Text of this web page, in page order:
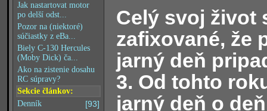
Jak nastartovat motor
po delší odst...
Pozor na (niektoré)
súčiastky z eBa...
Biely C-130 Hercules
(Moby Dick) ča...
Ako na zistenie dosahu
RC súpravy?
Sekcie článkov:
[93]
Denník
Celý svoj život
zafixované, že
jarný deň
3. Od tohto
jarný deň o